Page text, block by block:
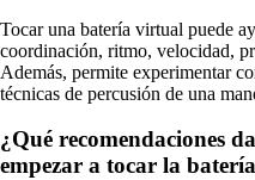
Tocar una batería virtual puede
coordinación, ritmo, velocidad,
Además, permite experimentar
técnicas de percusión de una
¿Qué recomendaciones
empezar a tocar la